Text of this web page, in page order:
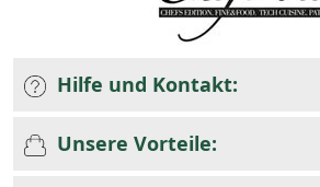
Hilfe und Kontakt:
Unsere Vorteile: